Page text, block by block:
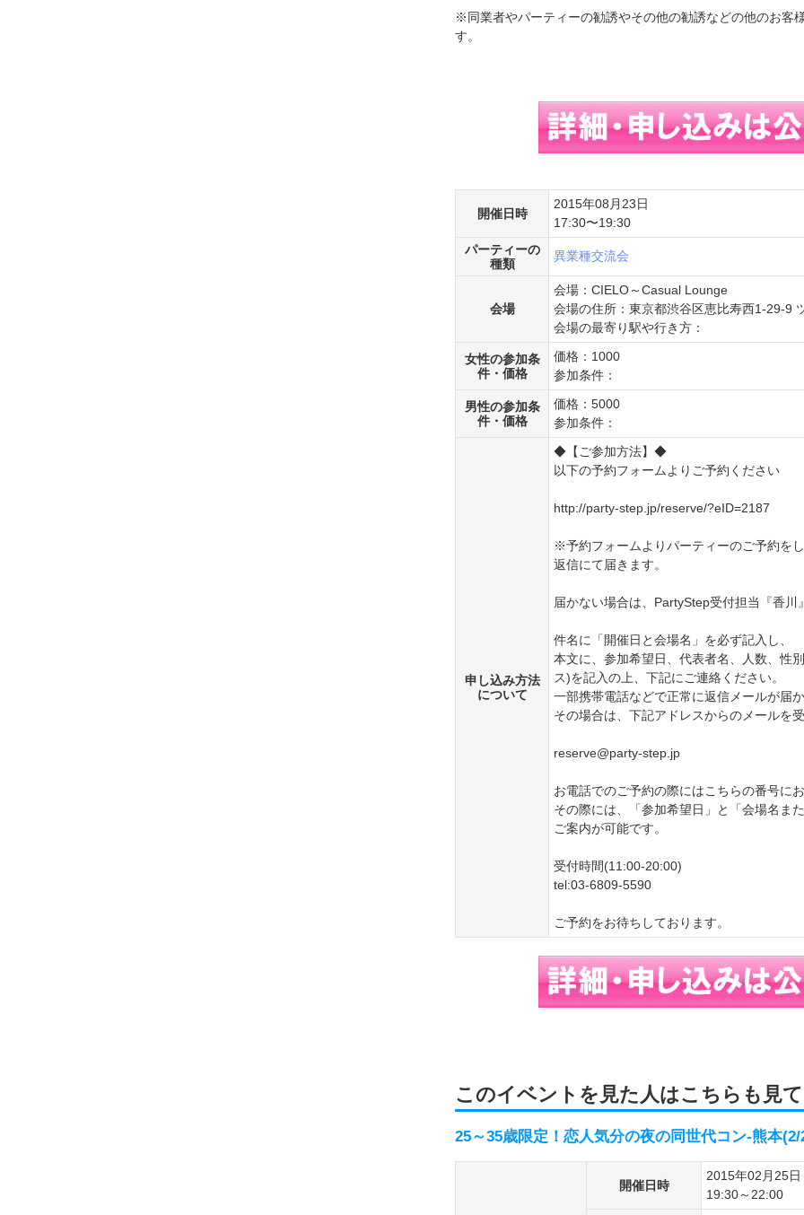
※同業者やパーティーの勧誘やその他の勧誘などの他のお客
す。
開催日時
2015年08月23日
17:30〜19:30
パーティーの
種類
異業種交流会
会場
会場：CIELO～Casual Lounge
会場の住所：東京都渋谷区恵比寿西1-29-9
会場の最寄り駅や行き方：
女性の参加条
件・価格
価格：1000
参加条件：
男性の参加条
件・価格
価格：5000
参加条件：
申し込み方法
について
◆【ご参加方法】◆
以下の予約フォームよりご予約ください
http://party-step.jp/reserve/?eID=2187
※予約フォームよりパーティーのご予約を
返信にて届きます。
届かない場合は、PartyStep受付担当『香川
件名に「開催日と会場名」を必ず記入し、
本文に、参加希望日、代表者名、人数、性
ス)を記入の上、下記にご連絡ください。
一部携帯電話などで正常に返信メールが届
その場合は、下記アドレスからのメールを
reserve@party-step.jp
お電話でのご予約の際にはこちらの番号にお
その際には、「参加希望日」と「会場名ま
ご案内が可能です。
受付時間(11:00-20:00)
tel:03-6809-5590
ご予約をお待ちしております。
このイベントを見た人はこちらも見
25～35歳限定！恋人気分の夜の同世代コン-熊本(2/
開催日時
2015年02月25日
19:30～22:00